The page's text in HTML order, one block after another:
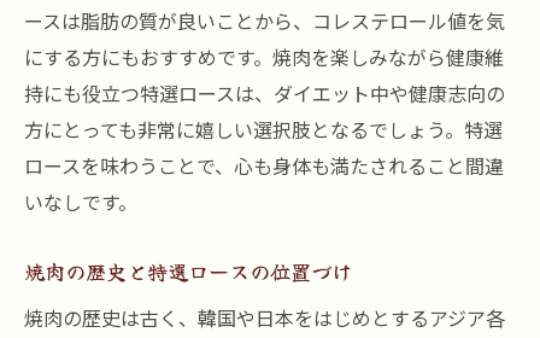
特選ロースを初めて食べる人へのアドバイ
ス
黒川駅の焼肉店比較レビュー
特選ロースの美味しい焼き方ガイド
焼肉 牛炭の特選ロース：シェフのこだわり
黒川駅周辺の焼肉店の特徴と魅力
特選ロースに合うサイドメニューの提案
特選ロースの美味しさ黒川駅で最高の焼肉体験
ースは脂肪の質が良いことから、コレステロール値を気
にする方にもおすすめです。焼肉を楽しみながら健康維
持にも役立つ特選ロースは、ダイエット中や健康志向の
方にとっても非常に嬉しい選択肢となるでしょう。特選
ロースを味わうことで、心も身体も満たされること間違
いなしです。
焼肉の歴史と特選ロースの位置づけ
焼肉の歴史は古く、韓国や日本をはじめとするアジア各